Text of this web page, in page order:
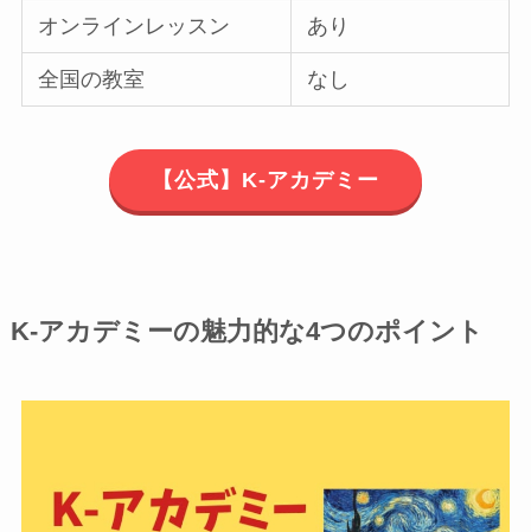
オンラインレッスン あり
全国の教室 なし
【公式】K-アカデミー
K-アカデミーの魅力的な4つのポイント